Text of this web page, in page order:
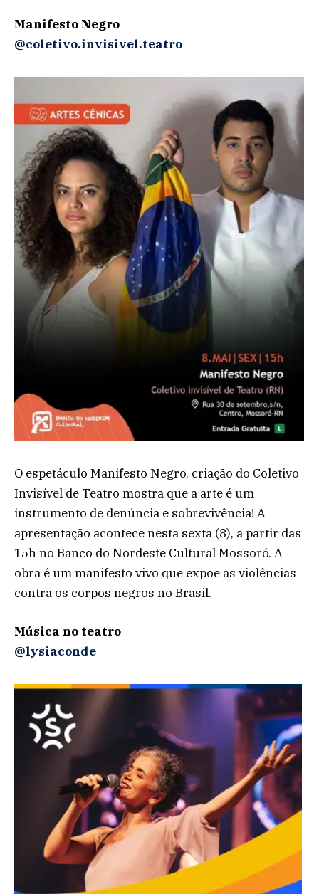
Manifesto Negro
@coletivo.invisivel.teatro
O espetáculo Manifesto Negro, criação do Coletivo
Invisível de Teatro mostra que a arte é um
instrumento de denúncia e sobrevivência! A
apresentação acontece nesta sexta (8), a partir das
15h no Banco do Nordeste Cultural Mossoró. A
obra é um manifesto vivo que expõe as violências
contra os corpos negros no Brasil.
Música no teatro
@lysiaconde